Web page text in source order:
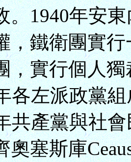
。1940年安
，鐵衛團實
，實行個人
各左派政黨
共產黨與社
奧塞斯庫